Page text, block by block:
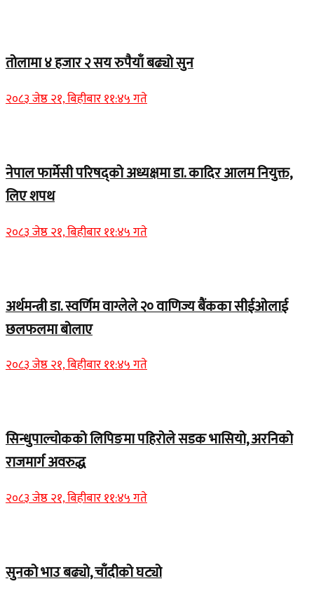
तोलामा ४ हजार २ सय रुपैयाँ बढ्यो सुन
२०८३ जेष्ठ २१, बिहीबार ११:४५ गते
नेपाल फार्मेसी परिषद्को अध्यक्षमा डा. कादिर आलम नियुक्त,
लिए शपथ
२०८३ जेष्ठ २१, बिहीबार ११:४५ गते
अर्थमन्त्री डा. स्वर्णिम वाग्लेले २० वाणिज्य बैंकका सीईओलाई
छलफलमा बोलाए
२०८३ जेष्ठ २१, बिहीबार ११:४५ गते
सिन्धुपाल्चोकको लिपिङमा पहिरोले सडक भासियो, अरनिको
राजमार्ग अवरुद्ध
२०८३ जेष्ठ २१, बिहीबार ११:४५ गते
सुनको भाउ बढ्यो, चाँदीको घट्यो